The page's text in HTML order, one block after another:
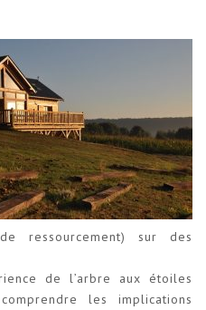
ressourcement) sur des
de l’arbre aux étoiles
les implications